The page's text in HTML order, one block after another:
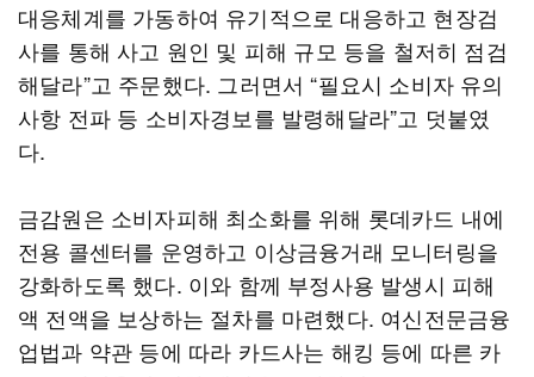
대응체계를 가동하여 유기적으로 대응하고 현장검
사를 통해 사고 원인 및 피해 규모 등을 철저히 점검
해달라”고 주문했다. 그러면서 “필요시 소비자 유의
사항 전파 등 소비자경보를 발령해달라”고 덧붙였
다.
금감원은 소비자피해 최소화를 위해 롯데카드 내에
전용 콜센터를 운영하고 이상금융거래 모니터링을
강화하도록 했다. 이와 함께 부정사용 발생시 피해
액 전액을 보상하는 절차를 마련했다. 여신전문금융
업법과 약관 등에 따라 카드사는 해킹 등에 따른 카